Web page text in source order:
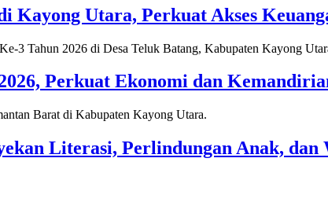
Utara, Perkuat Akses
Perkuat Ekonomi dan
Literasi, Perlindungan Anak, dan